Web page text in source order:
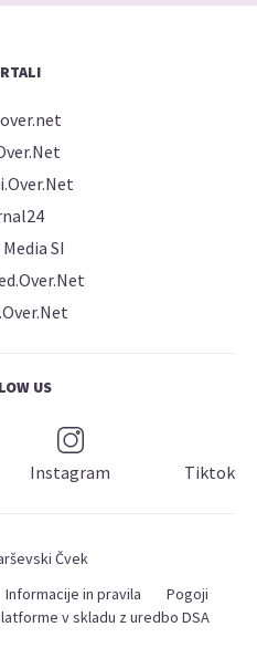
SI
US
Instagram Tiktok
Čvek
Informacije in pravila
Pogoji
v skladu z uredbo DSA